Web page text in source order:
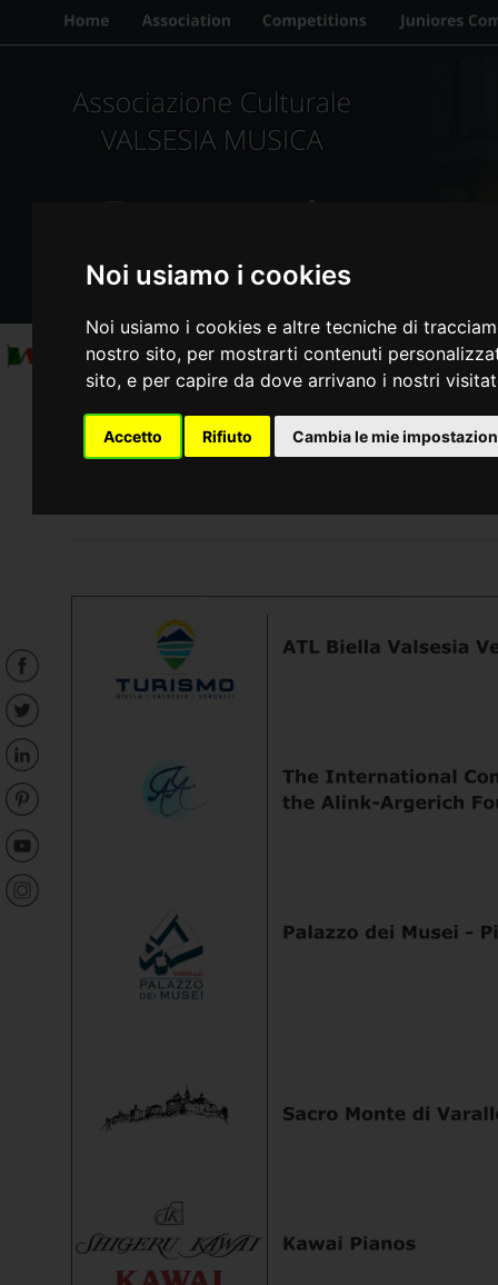
Noi usiamo i cookies
Noi usiamo i cookies e altre tecniche di
nostro sito, per mostrarti contenuti
sito, e per capire da dove arrivano i nostri
Accetto Rifiuto Cambia le mie